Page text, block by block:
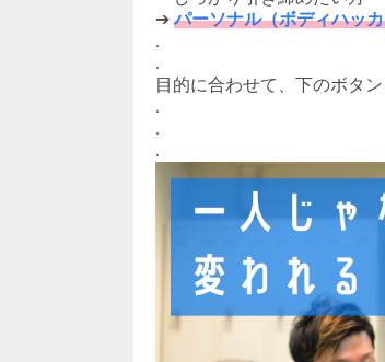
➔パーソナル（ボディハッ
.
.
目的に合わせて、下のボタ
.
.
.